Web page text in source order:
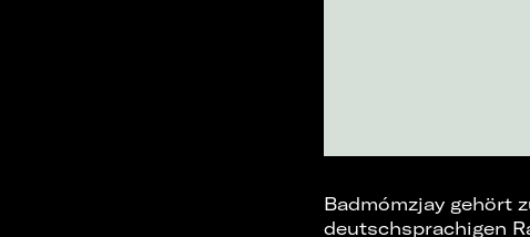
Badmómzjay gehört
deutschsprachigen